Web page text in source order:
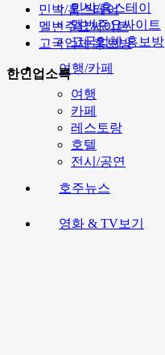
민박/홈스테이
멜번주요싸이트
고국업체 홍보방
여행/카페
여행
카페
레스토랑
호텔
전시/공연
호주뉴스
영화 & TV보기
민박/홈스테이
멜번주요싸이트
고국업체 홍보방
한인업소록